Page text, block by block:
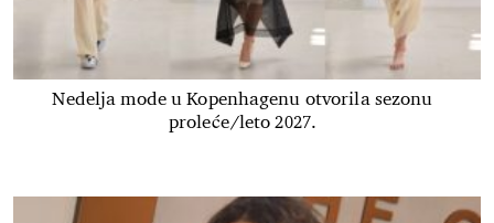
Nedelja mode u Kopenhagenu otvorila sezonu
proleće/leto 2027.